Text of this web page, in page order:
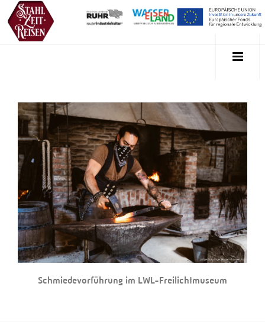
Schmiedevorführung im LWL-Freilichtmuseum